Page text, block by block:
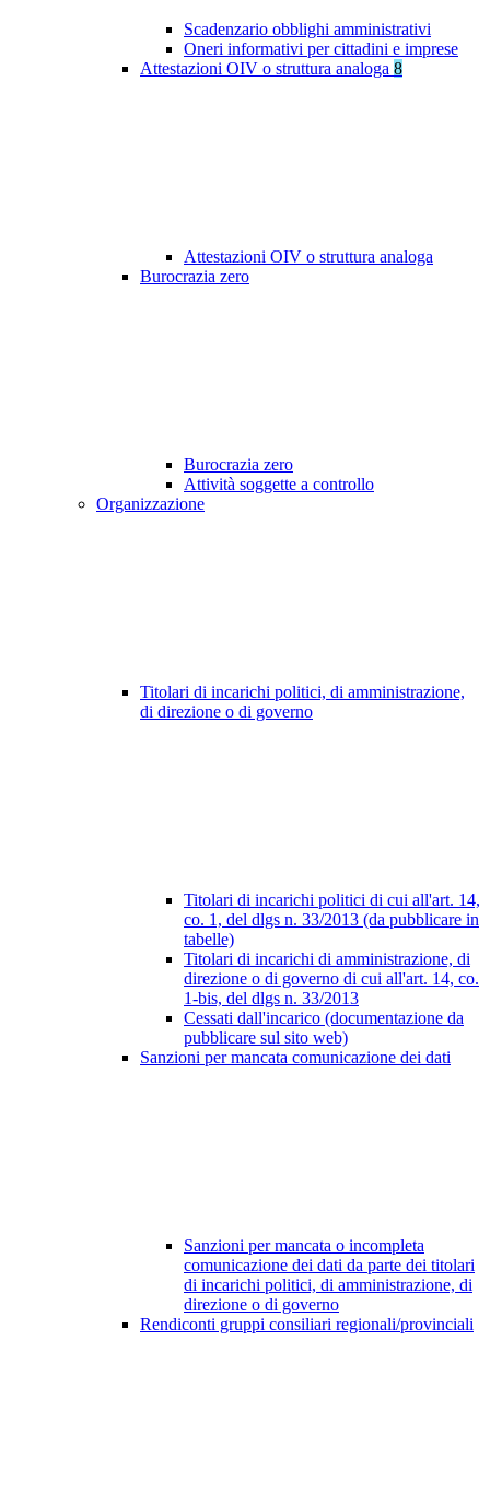
Scadenzario obblighi amministrativi
Oneri informativi per cittadini e imprese
Attestazioni OIV o struttura analoga 8
Attestazioni OIV o struttura analoga
Burocrazia zero
Burocrazia zero
Attività soggette a controllo
Organizzazione
Titolari di incarichi politici, di amministrazione,
di direzione o di governo
Titolari di incarichi politici di cui all'art. 14,
co. 1, del dlgs n. 33/2013 (da pubblicare in
tabelle)
Titolari di incarichi di amministrazione, di
direzione o di governo di cui all'art. 14, co.
1-bis, del dlgs n. 33/2013
Cessati dall'incarico (documentazione da
pubblicare sul sito web)
Sanzioni per mancata comunicazione dei dati
Sanzioni per mancata o incompleta
comunicazione dei dati da parte dei titolari
di incarichi politici, di amministrazione, di
direzione o di governo
Rendiconti gruppi consiliari regionali/provinciali